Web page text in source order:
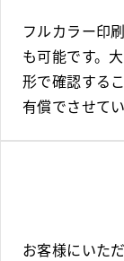
フルカラー印
も可能です。
形で確認する
有償でさせて
お客様にいた